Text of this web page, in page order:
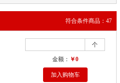
符合条件商品：47
个
金额： ￥0
加入购物车